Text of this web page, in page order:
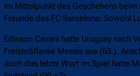
Im Mittelpunkt des Geschehens
Freunde des FC Barcelona: Sowohl
Edinson Cavani hatte Uruguay nach
Freistoßflanke Messis aus (63.).
doch das letzte Wort im Spiel hatte